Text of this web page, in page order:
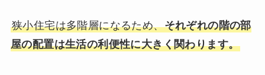
狭小住宅は多階層になるため、それぞれの階の部
屋の配置は生活の利便性に大きく関わります。